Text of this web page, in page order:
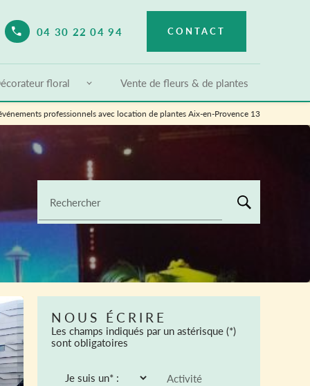
04 30 22 04 94 CONTACT
floral Vente de fleurs & de plantes
professionnels avec location de plantes Aix-en-Provence 13
Rechercher
NOUS ÉCRIRE
Les champs indiqués par un astérisque (*)
sont obligatoires
Activité